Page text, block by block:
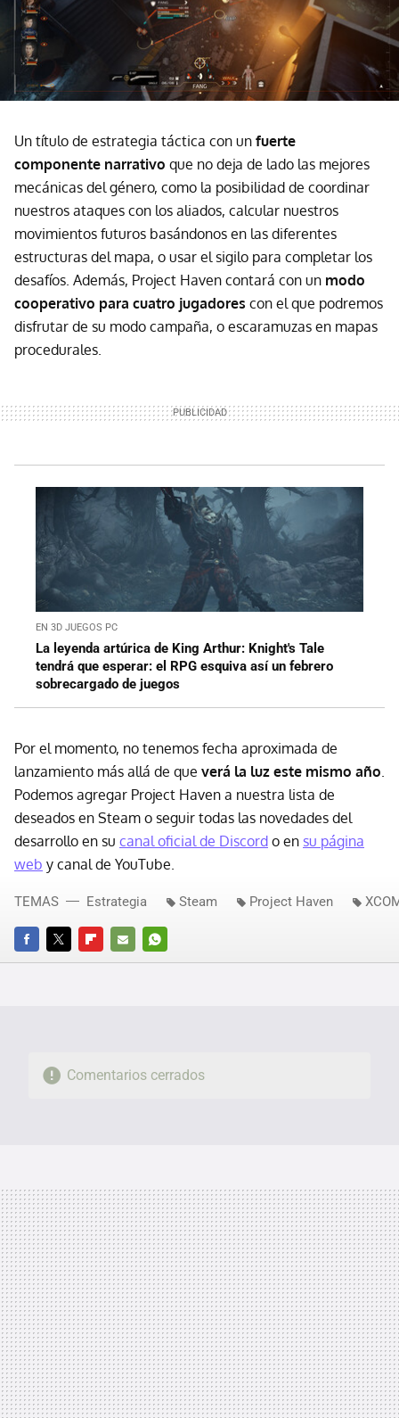
Un título de estrategia táctica con un fuerte
componente narrativo que no deja de lado las mejores
mecánicas del género, como la posibilidad de coordinar
nuestros ataques con los aliados, calcular nuestros
movimientos futuros basándonos en las diferentes
estructuras del mapa, o usar el sigilo para completar los
desafíos. Además, Project Haven contará con un modo
cooperativo para cuatro jugadores con el que podremos
disfrutar de su modo campaña, o escaramuzas en mapas
procedurales.
EN 3D JUEGOS PC
La leyenda artúrica de King Arthur: Knight's Tale
tendrá que esperar: el RPG esquiva así un febrero
sobrecargado de juegos
Por el momento, no tenemos fecha aproximada de
lanzamiento más allá de que verá la luz este mismo año
Podemos agregar Project Haven a nuestra lista de
deseados en Steam o seguir todas las novedades del
desarrollo en su canal oficial de Discord o en su página
web y canal de YouTube.
FACEBOOKTWITTERFLIPBOARD
E-
WHATSAPP
TEMAS Estrategia Steam Project Haven
Comentarios cerrados